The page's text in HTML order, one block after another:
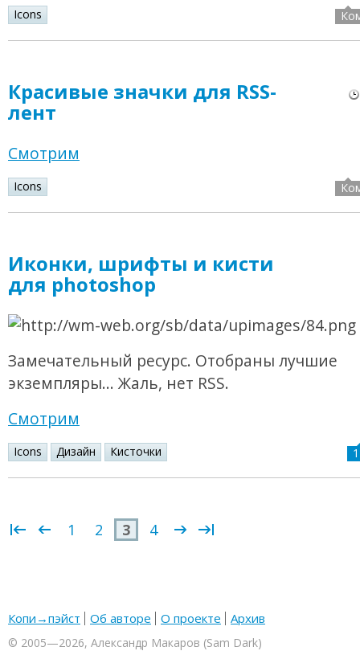
Icons
Красивые значки для RSS-
лент
Смотрим
Icons
Иконки, шрифты и кисти
для photoshop
Замечательный ресурс. Отобраны лучшие
экземпляры... Жаль, нет RSS.
Смотрим
Icons Дизайн Кисточки
1 2 3 4
Копи→пэйст Об авторе О проекте Архив
© 2005—2026, Александр Макаров (Sam Dark)